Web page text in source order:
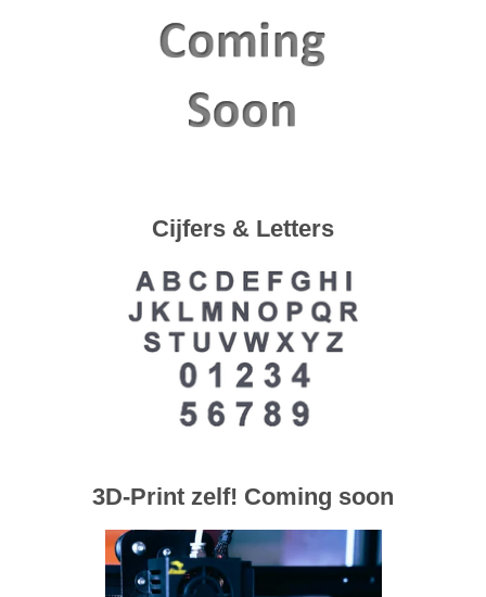
Cijfers & Letters
3D-Print zelf! Coming soon